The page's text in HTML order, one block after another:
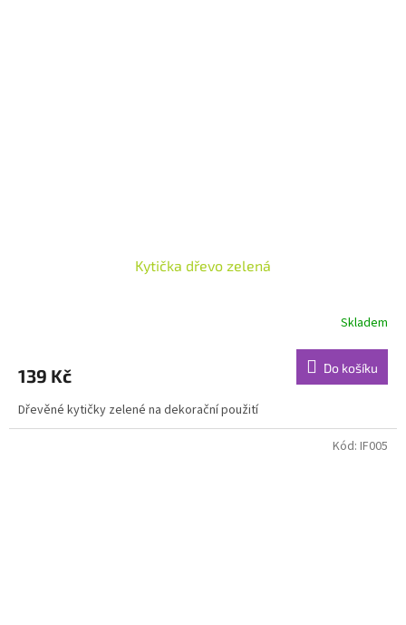
Kytička dřevo zelená
Skladem
139 Kč Do košíku
Dřevěné kytičky zelené na dekorační použití
Kód: IF005